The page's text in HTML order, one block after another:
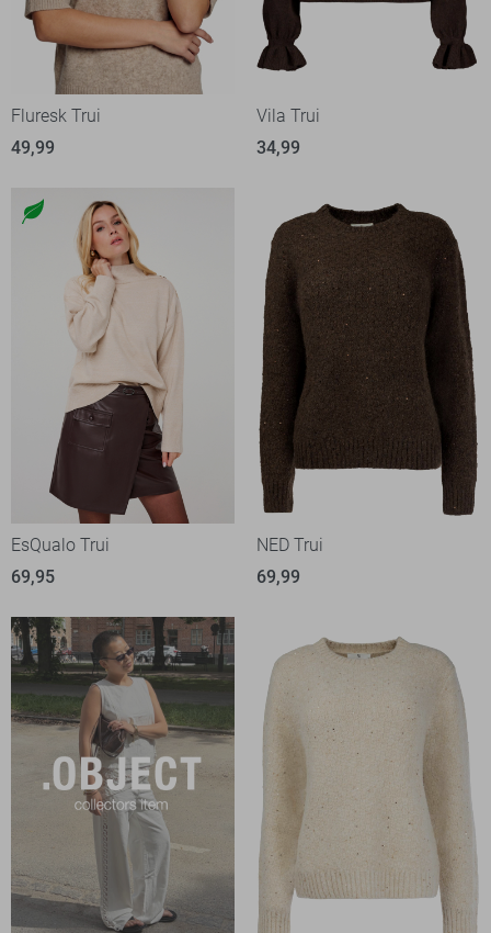
Fluresk Trui
49,99
Vila Trui
34,99
EsQualo Trui
69,95
NED Trui
69,99